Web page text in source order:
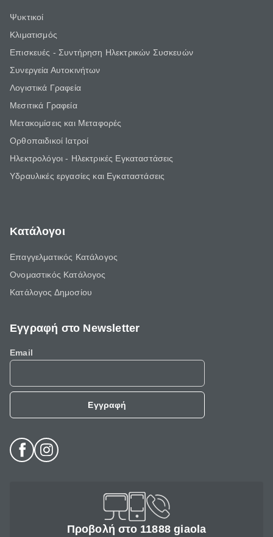
Ψυκτικοί
Κλιματισμός
Επισκευές - Συντήρηση Ηλεκτρικών Συσκευών
Συνεργεία Αυτοκινήτων
Λογιστικά Γραφεία
Μεσιτικά Γραφεία
Μετακομίσεις και Μεταφορές
Ορθοπαιδικοί Ιατροί
Ηλεκτρολόγοι - Ηλεκτρικές Εγκαταστάσεις
Υδραυλικές εργασίες και Εγκαταστάσεις
Κατάλογοι
Επαγγελματικός Κατάλογος
Ονομαστικός Κατάλογος
Κατάλογος Δημοσίου
Εγγραφή στο Newsletter
Email
Εγγραφή
Προβολή στο 11888 giaola